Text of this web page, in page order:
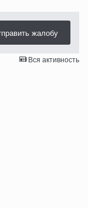
жалобу
Вся активность